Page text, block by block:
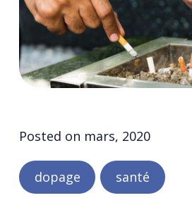
Posted on mars, 2020
dopage santé